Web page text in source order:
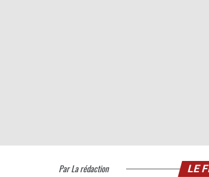
ParLa rédaction LE